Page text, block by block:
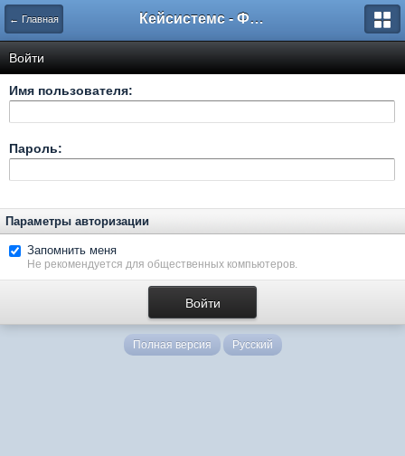
← Главная Кейсистемс - Форумы
Войти
Имя пользователя:
Пароль:
Параметры авторизации
Запомнить меня
Не рекомендуется для общественных компьютеров.
Полная версия Русский